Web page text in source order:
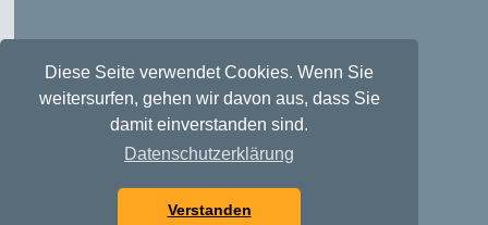
Diese Seite verwendet Cookies. Wenn Sie
weitersurfen, gehen wir davon aus, dass Sie
damit einverstanden sind.
Datenschutzerklärung
Verstanden